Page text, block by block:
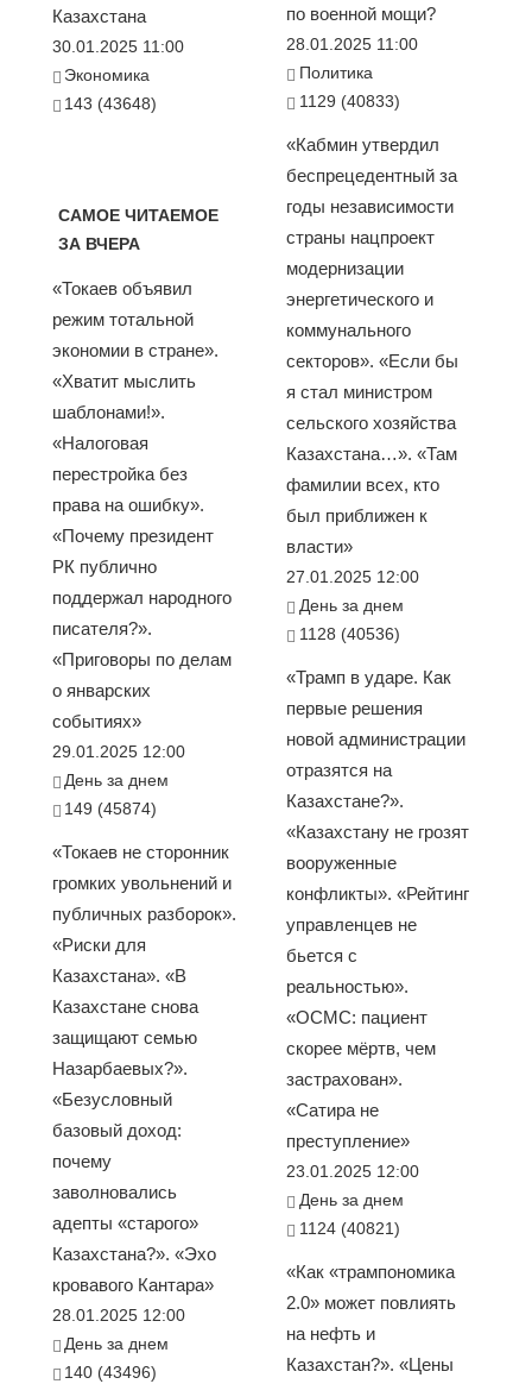
Казахстана
30.01.2025 11:00
Экономика
143 (43648)
САМОЕ ЧИТАЕМОЕ
ЗА ВЧЕРА
«Токаев объявил
режим тотальной
экономии в стране».
«Хватит мыслить
шаблонами!».
«Налоговая
перестройка без
права на ошибку».
«Почему президент
РК публично
поддержал народного
писателя?».
«Приговоры по делам
о январских
событиях»
29.01.2025 12:00
День за днем
149 (45874)
«Токаев не сторонник
громких увольнений и
публичных разборок».
«Риски для
Казахстана». «В
Казахстане снова
защищают семью
Назарбаевых?».
«Безусловный
базовый доход:
почему
заволновались
адепты «старого»
Казахстана?». «Эхо
кровавого Кантара»
28.01.2025 12:00
День за днем
140 (43496)
по военной мощи?
28.01.2025 11:00
Политика
1129 (40833)
«Кабмин утвердил
беспрецедентный за
годы независимости
страны нацпроект
модернизации
энергетического и
коммунального
секторов». «Если бы
я стал министром
сельского хозяйства
Казахстана…». «Там
фамилии всех, кто
был приближен к
власти»
27.01.2025 12:00
День за днем
1128 (40536)
«Трамп в ударе. Как
первые решения
новой администрации
отразятся на
Казахстане?».
«Казахстану не грозят
вооруженные
конфликты». «Рейтинг
управленцев не
бьется с
реальностью».
«ОСМС: пациент
скорее мёртв, чем
застрахован».
«Сатира не
преступление»
23.01.2025 12:00
День за днем
1124 (40821)
«Как «трампономика
2.0» может повлиять
на нефть и
Казахстан?». «Цены